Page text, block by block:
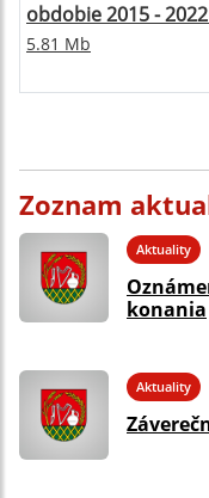
obdobie 2015 - 2022
5.81 Mb
Zoznam
Aktuality
konania
Aktuality